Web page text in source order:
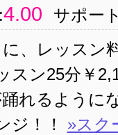
4.00
サポー
、レッスン
スン25分￥
れるように
ジ！！ »スク